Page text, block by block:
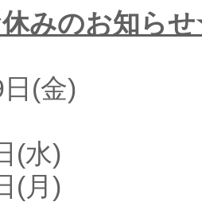
みのお知ら
日(金)
(水)
(月)